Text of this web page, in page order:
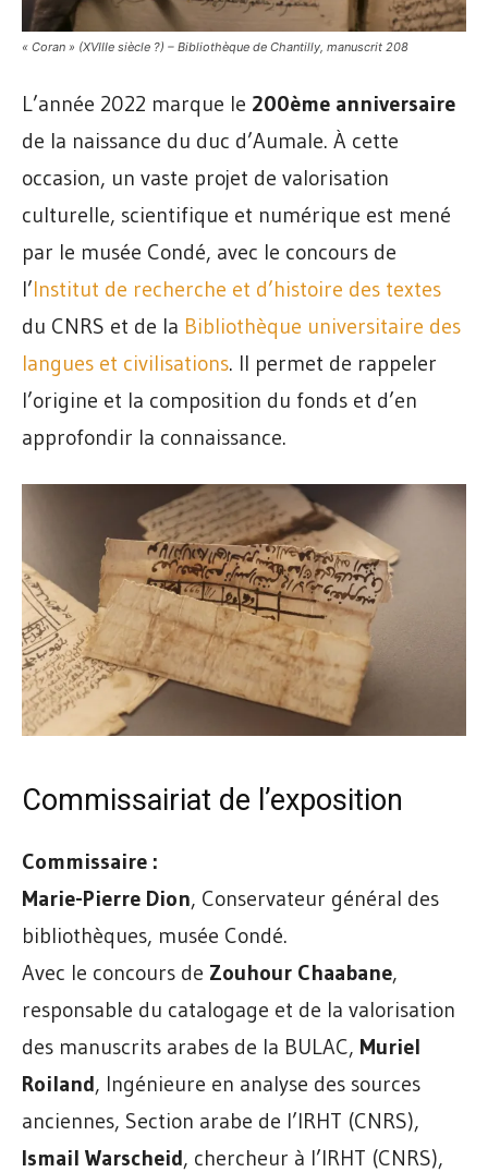
« Coran » (XVIIIe siècle ?) – Bibliothèque de Chantilly, manuscrit 208
L’année 2022 marque le 200ème anniversaire
de la naissance du duc d’Aumale. À cette
occasion, un vaste projet de valorisation
culturelle, scientifique et numérique est mené
par le musée Condé, avec le concours de
l’Institut de recherche et d’histoire des textes
du CNRS et de la Bibliothèque universitaire des
langues et civilisations. Il permet de rappeler
l’origine et la composition du fonds et d’en
approfondir la connaissance.
Commissairiat de l’exposition
Commissaire :
Marie-Pierre Dion, Conservateur général des
bibliothèques, musée Condé.
Avec le concours de Zouhour Chaabane,
responsable du catalogage et de la valorisation
des manuscrits arabes de la BULAC, Muriel
Roiland, Ingénieure en analyse des sources
anciennes, Section arabe de l’IRHT (CNRS),
Ismail Warscheid, chercheur à l’IRHT (CNRS),